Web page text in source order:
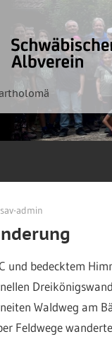
sav-admin
und bedecktem
Waldweg am
Feldwege